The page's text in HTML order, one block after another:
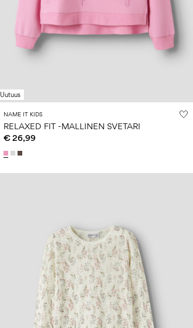
Uutuus
NAME IT KIDS
RELAXED FIT -MALLINEN SVETARI
€ 26,99